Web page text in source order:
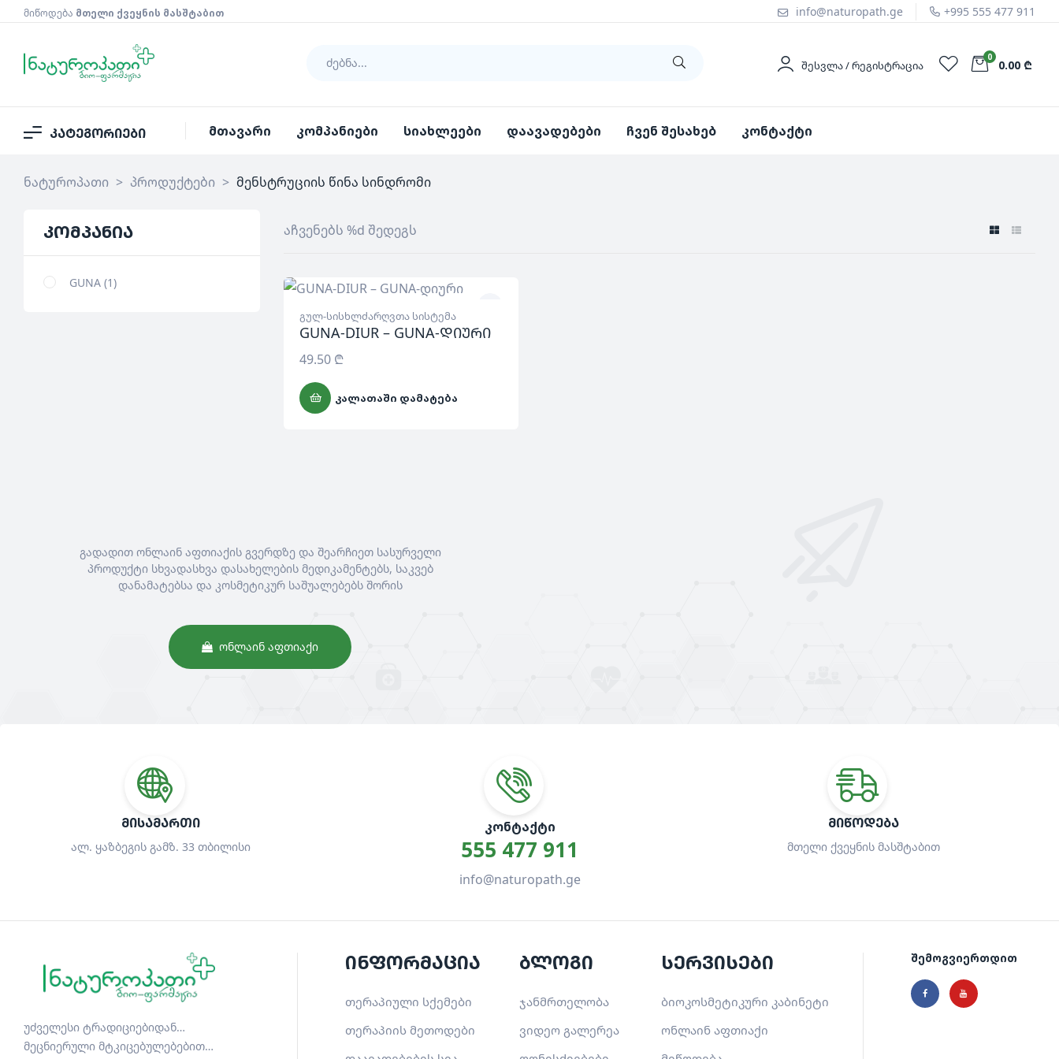
მიწოდება მთელი ქვეყნის მასშტაბით info@naturopath.ge +995 555 477 911
ᲨᲔᲡᲕᲚᲐ / ᲠᲔᲒᲘᲡᲢᲠᲐᲪᲘᲐ
0
0.00 ₾
კატეგორიები მთავარი კომპანიები სიახლეები დაავადებები ჩვენ შესახებ კონტაქტი
ნატუროპათი > პროდუქტები > მენსტრუციის წინა სინდრომი
აჩვენებს %d შედეგს
გულ-სისხლძარღვთა სისტემა
GUNA-DIUR – GUNA-დიური
49.50 ₾
ᲙᲐᲚᲐᲗᲐᲨᲘ ᲓᲐᲛᲐᲢᲔᲑᲐ
კომპანია
GUNA 1
გადადით ონლაინ აფთიაქის გვერდზე და შეარჩიეთ სასურველი
პროდუქტი სხვადასხვა დასახელების მედიკამენტებს, საკვებ
დანამატებსა და კოსმეტიკურ საშუალებებს შორის
ᲝᲜᲚᲐᲘᲜ ᲐᲤᲗᲘᲐᲥᲘ
ᲛᲘᲡᲐᲛᲐᲠᲗᲘ
ალ. ყაზბეგის გამზ. 33 თბილისი
ᲙᲝᲜᲢᲐᲥᲢᲘ
555 477 911
info@naturopath.ge
ᲛᲘᲬᲝᲓᲔᲑᲐ
მთელი ქვეყნის მასშტაბით
უძველესი ტრადიციებიდან…
მეცნიერული მტკიცებულებებით…
ინფორმაცია
თერაპიული სქემები
თერაპიის მეთოდები
ბლოგი
ჯანმრთელობა
ვიდეო გალერეა
სერვისები
ბიოკოსმეტიკური კაბინეტი
ონლაინ აფთიაქი
შემოგვიერთდით